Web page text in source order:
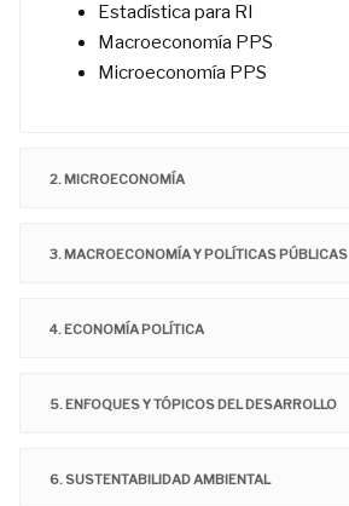
Estadística para RI
Macroeconomía PPS
Microeconomía PPS
2. MICROECONOMÍA
3. MACROECONOMÍA Y POLÍTICAS PÚBLICAS
4. ECONOMÍA POLÍTICA
5. ENFOQUES Y TÓPICOS DEL DESARROLLO
6. SUSTENTABILIDAD AMBIENTAL